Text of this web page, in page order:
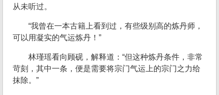
从未听过。
“我曾在一本古籍上看到过，有些级别高的炼丹师，
可以用凝实的气运炼丹！”
林瑾瑶看向顾砚，解释道：“但这种炼丹条件，非常
苛刻，其中一条，便是需要将宗门气运上的宗门之力给
抹除。”